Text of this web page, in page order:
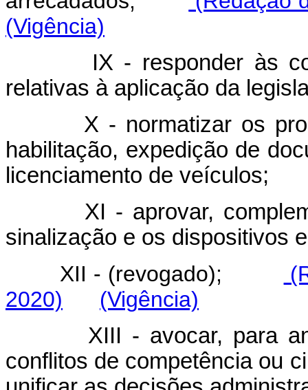
(Vigência)
IX - responder às
relativas à aplicação da
X - normatizar os
habilitação, expedição de
licenciamento de veículos;
XI - aprovar,
sinalização e os dispositivos
XII - (revogado);
2020)
(Vigência)
XIII - avocar, para
conflitos de competência ou